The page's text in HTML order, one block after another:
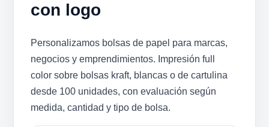
con logo
Personalizamos bolsas de papel para marcas,
negocios y emprendimientos. Impresión full
color sobre bolsas kraft, blancas o de cartulina
desde 100 unidades, con evaluación según
medida, cantidad y tipo de bolsa.